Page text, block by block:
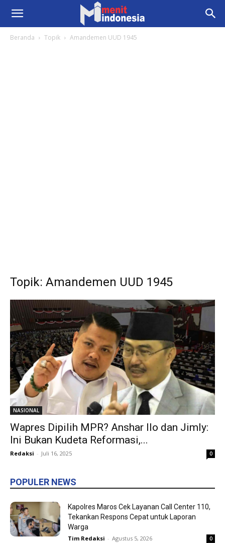
Beranda Topik Amandemen UUD 1945
Topik: Amandemen UUD 1945
NASIONAL
Wapres Dipilih MPR? Anshar Ilo dan Jimly:
Ini Bukan Kudeta Reformasi,...
Redaksi - Juli 16, 2025 0
POPULER NEWS
Kapolres Maros Cek Layanan Call Center 110,
Tekankan Respons Cepat untuk Laporan
Warga
Tim Redaksi - Agustus 5, 2026 0